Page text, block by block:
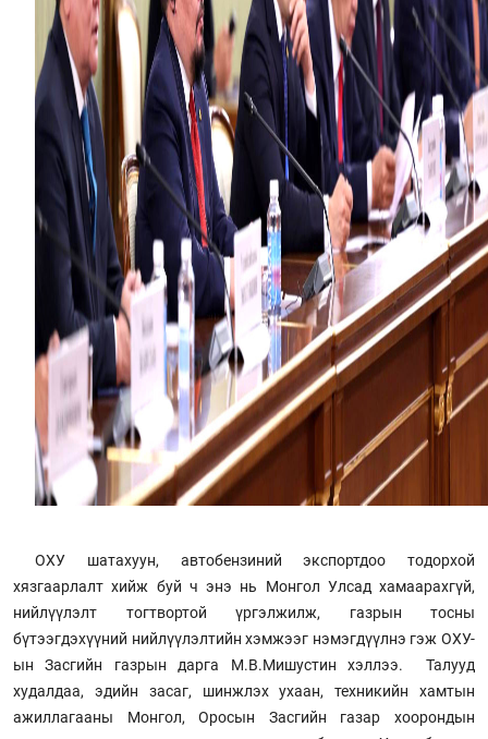
ОХУ шатахуун, автобензиний экспортдоо тодорхой
хязгаарлалт хийж буй ч энэ нь Монгол Улсад хамаарахгүй,
нийлүүлэлт тогтвортой үргэлжилж, газрын тосны
бүтээгдэхүүний нийлүүлэлтийн хэмжээг нэмэгдүүлнэ гэж ОХУ-
ын Засгийн газрын дарга М.В.Мишустин хэллээ. Талууд
худалдаа, эдийн засаг, шинжлэх ухаан, техникийн хамтын
ажиллагааны Монгол, Оросын Засгийн газар хоорондын